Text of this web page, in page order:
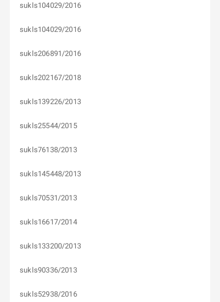
sukls104029/2016
sukls104029/2016
sukls206891/2016
sukls202167/2018
sukls139226/2013
sukls25544/2015
sukls76138/2013
sukls145448/2013
sukls70531/2013
sukls16617/2014
sukls133200/2013
sukls90336/2013
sukls52938/2016